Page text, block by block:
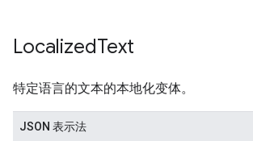
LocalizedText
特定语言的文本的本地化变体。
JSON 表示法